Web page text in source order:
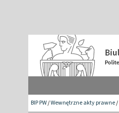
BIP PW/Wewnętrzne akty prawne/